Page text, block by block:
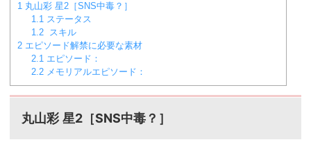
1 丸山彩 星2［SNS中毒？］
1.1 ステータス
1.2 スキル
2 エピソード解禁に必要な素材
2.1 エピソード：
2.2 メモリアルエピソード：
丸山彩 星2［SNS中毒？ ］